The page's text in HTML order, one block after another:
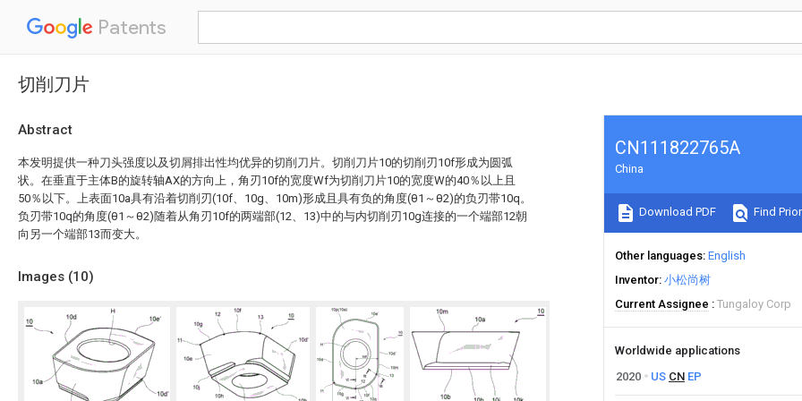
Patents
切削刀片
Abstract
本发明提供一种刀头强度以及切屑排出性均优异的切削刀片。切削刀片10的切削刃10f形成为圆弧
状。在垂直于主体B的旋转轴AX的方向上，角刃10f的宽度Wf为切削刀片10的宽度W的40％以上且
50％以下。上表面10a具有沿着切削刃(10f、10g、10m)形成且具有负的角度(θ1～θ2)的负刃带10q。
负刃带10q的角度(θ1～θ2)随着从角刃10f的两端部(12、13)中的与内切削刃10g连接的一个端部12朝
向另一个端部13而变大。
Images (10)
CN111822765A
China
Download PDF Find
Other languages English
Inventor 小松尚树
Current Assignee
Tungaloy Corp
Worldwide applications
2020
US CN EP